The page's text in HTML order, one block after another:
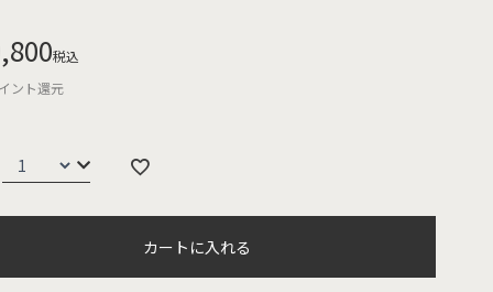
税込
ント還元
カートに入れる